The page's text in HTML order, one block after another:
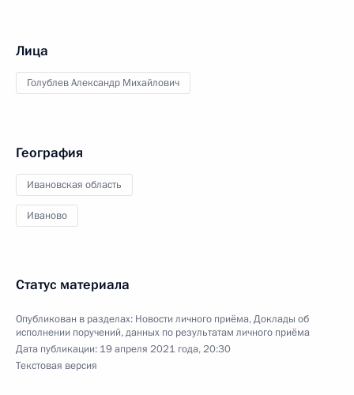
Лица
Голублев Александр Михайлович
География
Ивановская область
Иваново
Статус материала
Опубликован в разделах: Новости личного приёма,Доклады об
исполнении поручений, данных по результатам личного приёма
Дата публикации: 19 апреля 2021 года, 20:30
Текстовая версия